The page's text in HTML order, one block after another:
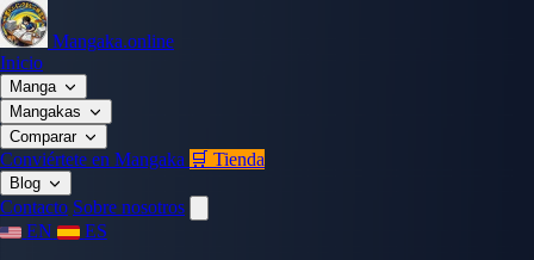
Mangaka.online
Inicio
Manga
Mangakas
Comparar
Conviértete en Mangaka 🛒 Tienda
Blog
Contacto Sobre nosotros
EN
ES